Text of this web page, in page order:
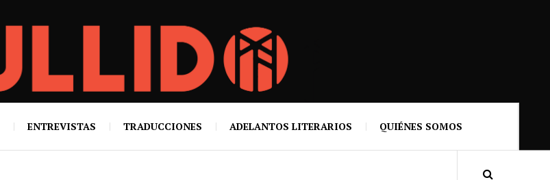
ENTREVISTAS TRADUCCIONES ADELANTOS LITERARIOS QUIÉNES SOMOS